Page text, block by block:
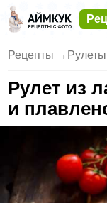
Рецепты → Рулеты
Рулет из
и